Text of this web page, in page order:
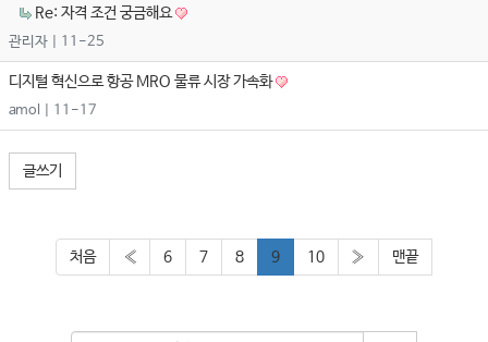
Re: 자격 조건 궁금해요
관리자 | 11-25
디지털 혁신으로 항공 MRO 물류 시장 가속화
amol | 11-17
글쓰기
처음 « 6 7 8 9 10 » 맨끝